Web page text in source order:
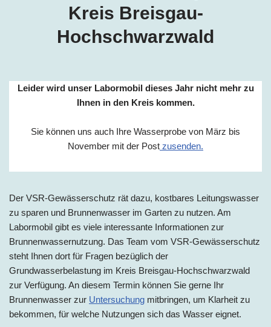
Kreis Breisgau-
Hochschwarzwald
Leider wird unser Labormobil dieses Jahr nicht mehr zu
Ihnen in den Kreis kommen.
Sie können uns auch Ihre Wasserprobe von März bis
November mit der Post zusenden.
Der VSR-Gewässerschutz rät dazu, kostbares Leitungswasser
zu sparen und Brunnenwasser im Garten zu nutzen. Am
Labormobil gibt es viele interessante Informationen zur
Brunnenwassernutzung. Das Team vom VSR-Gewässerschutz
steht Ihnen dort für Fragen bezüglich der
Grundwasserbelastung im Kreis Breisgau-Hochschwarzwald
zur Verfügung. An diesem Termin können Sie gerne Ihr
Brunnenwasser zur Untersuchung mitbringen, um Klarheit zu
bekommen, für welche Nutzungen sich das Wasser eignet.